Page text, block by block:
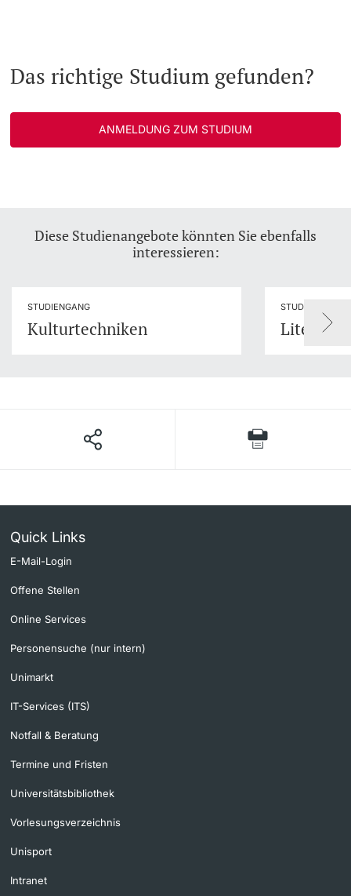
Das richtige Studium gefunden?
ANMELDUNG ZUM STUDIUM
Diese Studienangebote könnten Sie ebenfalls
interessieren:
STUDIENGANG
Kulturtechniken
STUDIENGANG
Quick Links
E-Mail-Login
Offene Stellen
Online Services
Personensuche (nur intern)
Unimarkt
IT-Services (ITS)
Notfall & Beratung
Termine und Fristen
Universitätsbibliothek
Vorlesungsverzeichnis
Unisport
Intranet